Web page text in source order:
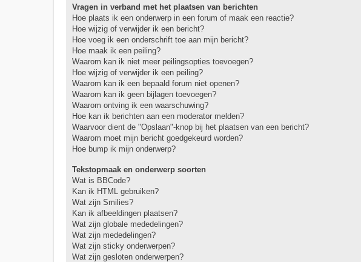
Vragen in verband met het plaatsen van berichten
Hoe plaats ik een onderwerp in een forum of maak een reactie?
Hoe wijzig of verwijder ik een bericht?
Hoe voeg ik een onderschrift toe aan mijn bericht?
Hoe maak ik een peiling?
Waarom kan ik niet meer peilingsopties toevoegen?
Hoe wijzig of verwijder ik een peiling?
Waarom kan ik een bepaald forum niet openen?
Waarom kan ik geen bijlagen toevoegen?
Waarom ontving ik een waarschuwing?
Hoe kan ik berichten aan een moderator melden?
Waarvoor dient de "Opslaan"-knop bij het plaatsen van een bericht?
Waarom moet mijn bericht goedgekeurd worden?
Hoe bump ik mijn onderwerp?
Tekstopmaak en onderwerp soorten
Wat is BBCode?
Kan ik HTML gebruiken?
Wat zijn Smilies?
Kan ik afbeeldingen plaatsen?
Wat zijn globale mededelingen?
Wat zijn mededelingen?
Wat zijn sticky onderwerpen?
Wat zijn gesloten onderwerpen?